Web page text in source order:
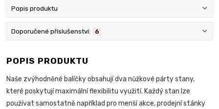
Popis produktu
Doporučené příslušenství: 6
POPIS PRODUKTU
Naše zvýhodněné balíčky obsahují dva nůžkové párty stany,
které poskytují maximální flexibilitu využití. Každý stan lze
používat samostatně například pro menší akce, prodejní stánky